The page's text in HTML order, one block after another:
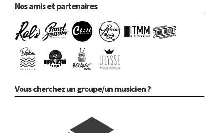
Nos amis et partenaires
Vous cherchez un groupe/un musicien ?